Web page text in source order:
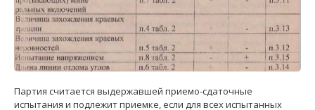
Партия считается выдержавшей приемо-сдаточные
испытания и подлежит приемке, если для всех испытанных